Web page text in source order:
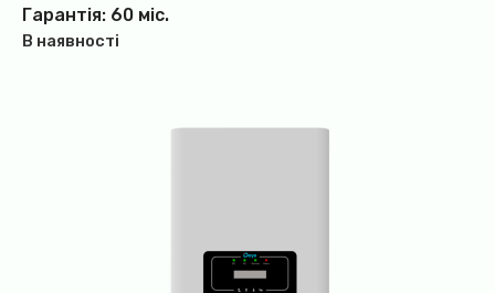
Гарантія: 60 міс.
В наявності